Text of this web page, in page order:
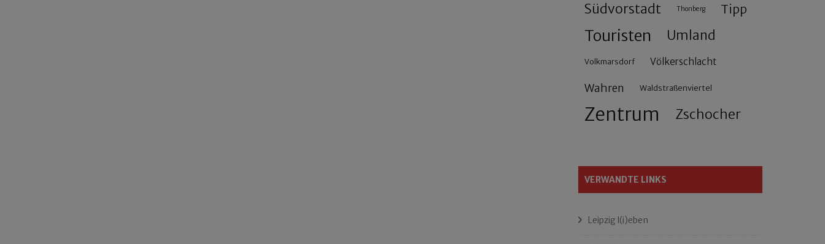
Südvorstadt Thonberg Tipp
Touristen Umland
Volkmarsdorf Völkerschlacht
Wahren Waldstraßenviertel
Zentrum Zschocher
VERWANDTE LINKS
Leipzig l(i)eben